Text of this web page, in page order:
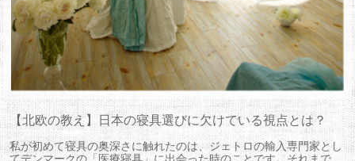
【北欧の教え】日本の寝具選びに欠けている視点とは？
私が初めて寝具の奥深さに触れたのは、ジェトロの輸入専門家とし